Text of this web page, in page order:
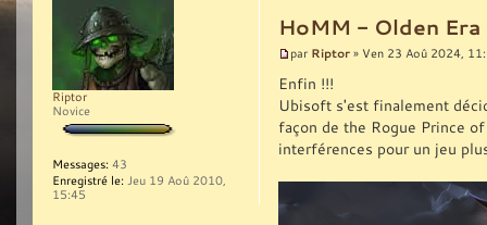
HoMM - Olden
par Riptor » Ven 23 Aoû 2024,
Enfin !!!
Ubisoft s'est finalement
façon de the Rogue Prince
interférences pour un jeu
Riptor
Novice
Messages: 43
Enregistré le: Jeu 19 Aoû 2010,
15:45